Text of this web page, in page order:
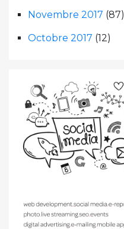
Novembre 2017 (87)
Octobre 2017 (12)